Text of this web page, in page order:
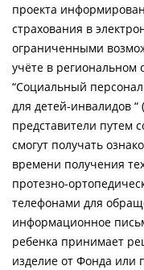
проекта
страхования в
ограниченными
учёте в региональном
“Социальный
для детей-инвалидов
представители путем
смогут получать
времени получения
протезно-
телефонами для
информационное
ребенка принимает
изделие от Фонда или